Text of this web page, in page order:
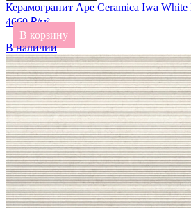
Керамогранит Ape Ceramica Iwa White
4660 ₽/м²
В корзину
В наличии